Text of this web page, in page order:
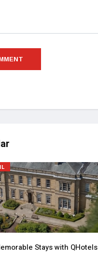
Stays with QHotels